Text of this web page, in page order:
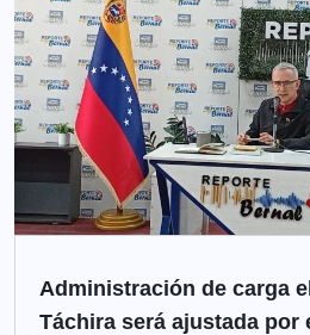
Administración de carga
Táchira será ajustada por